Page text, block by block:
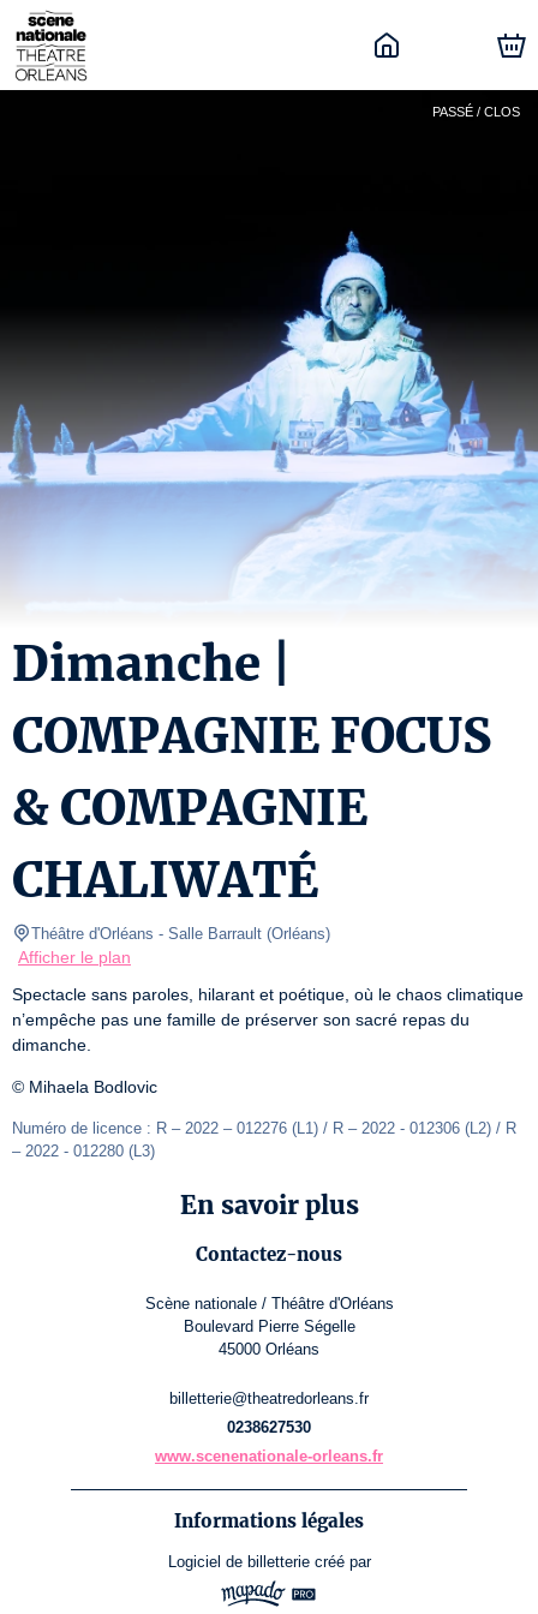
PASSÉ / CLOS
Dimanche |
COMPAGNIE FOCUS
& COMPAGNIE
CHALIWATÉ
Théâtre d'Orléans - Salle Barrault (Orléans)
Afficher le plan
Spectacle sans paroles, hilarant et poétique, où le chaos climatique
n’empêche pas une famille de préserver son sacré repas du
dimanche.
© Mihaela Bodlovic
Numéro de licence : R – 2022 – 012276 (L1) / R – 2022 - 012306 (L2) / R
– 2022 - 012280 (L3)
En savoir plus
Contactez-nous
Scène nationale / Théâtre d'Orléans
Boulevard Pierre Ségelle
45000 Orléans
billetterie@theatredorleans.fr
0238627530
www.scenenationale-orleans.fr
Informations légales
Logiciel de billetterie créé par